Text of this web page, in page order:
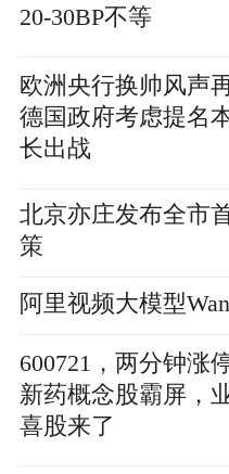
20-30BP不等
欧洲央行换帅风声
德国政府考虑提名
长出战
北京亦庄发布全市
策
阿里视频大模型
600721，两分钟涨
新药概念股霸屏，
喜股来了